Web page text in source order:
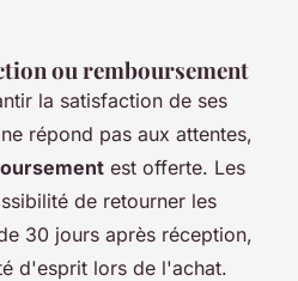
ou remboursement
la satisfaction de ses
répond pas aux attentes,
est offerte. Les
de retourner les
30 jours après réception,
d'esprit lors de l'achat.